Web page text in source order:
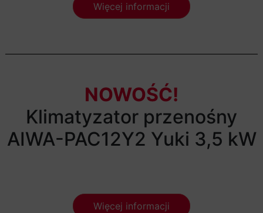
Więcej informacji
NOWOŚĆ!
Klimatyzator przenośny
AIWA-PAC12Y2 Yuki 3,5 kW
Więcej informacji